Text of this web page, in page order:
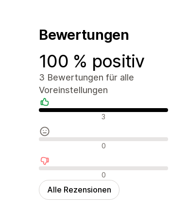
Bewertungen
100 % positiv
3 Bewertungen für alle
Voreinstellungen
Positive Bewertungen
3
Neutrale Bewertungen
0
Negative Bewertungen
0
Alle Rezensionen